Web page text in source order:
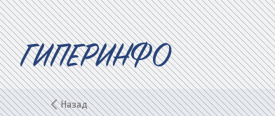
ГИПЕРИНФО
Назад